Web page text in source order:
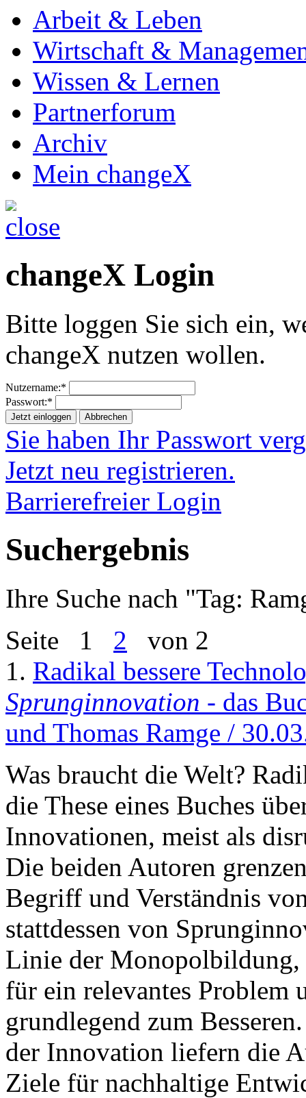
Arbeit & Leben
Wirtschaft &
Wissen & Lernen
Partnerforum
Archiv
Mein changeX
changeX Login
Bitte loggen Sie sich ein,
changeX nutzen wollen.
Nutzername:*
Passwort:*
Jetzt einloggen Abbrechen
Sie haben Ihr Passwort
Jetzt neu registrieren.
Barrierefreier Login
Suchergebnis
Ihre Suche nach "Tag:
Seite 1 2 von 2
1. Radikal bessere
Sprunginnovation - das
und Thomas Ramge /
Was braucht die Welt?
die These eines Buches
Innovationen, meist als
Die beiden Autoren
Begriff und Verständnis
stattdessen von
Linie der Monopolbildung,
für ein relevantes Problem
grundlegend zum
der Innovation liefern die
Ziele für nachhaltige